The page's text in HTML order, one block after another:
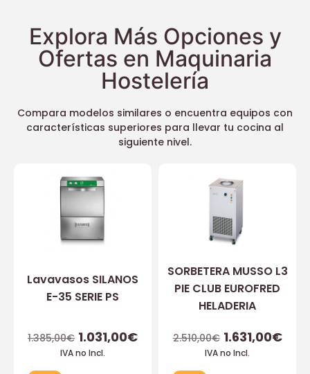
Explora Más Opciones y
Ofertas en Maquinaria
Hostelería
Compara modelos similares o encuentra equipos con
características superiores para llevar tu cocina al
siguiente nivel.
Lavavasos SILANOS
E-35 SERIE PS
1.385,00€ 1.031,00€
IVA no Incl.
SORBETERA MUSSO L3
PIE CLUB EUROFRED
HELADERIA
2.510,00€ 1.631,00€
IVA no Incl.